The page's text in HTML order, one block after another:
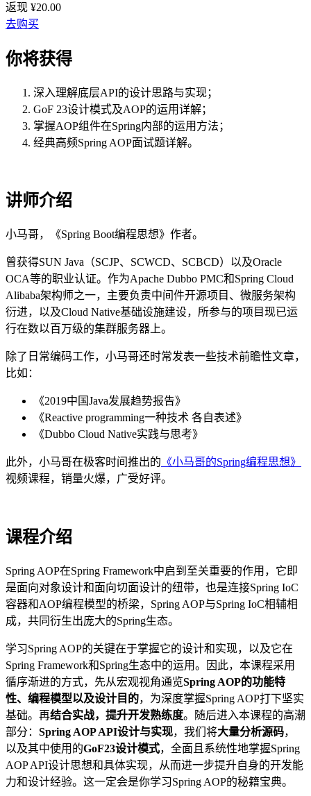
返现 ¥20.00
去购买
你将获得
深入理解底层API的设计思路与实现；
GoF 23设计模式及AOP的运用详解；
掌握AOP组件在Spring内部的运用方法；
经典高频Spring AOP面试题详解。
讲师介绍
小马哥，《Spring Boot编程思想》作者。
曾获得SUN Java（SCJP、SCWCD、SCBCD）以及Oracle
OCA等的职业认证。作为Apache Dubbo PMC和Spring Cloud
Alibaba架构师之一，主要负责中间件开源项目、微服务架构
衍进，以及Cloud Native基础设施建设，所参与的项目现已运
行在数以百万级的集群服务器上。
除了日常编码工作，小马哥还时常发表一些技术前瞻性文章，
比如：
《2019中国Java发展趋势报告》
《Reactive programming一种技术 各自表述》
《Dubbo Cloud Native实践与思考》
此外，小马哥在极客时间推出的 《小马哥的Spring编程思想》
视频课程，销量火爆，广受好评。
课程介绍
Spring AOP在Spring Framework中启到至关重要的作用，它即
是面向对象设计和面向切面设计的纽带，也是连接Spring IoC
容器和AOP编程模型的桥梁，Spring AOP与Spring IoC相辅相
成，共同衍生出庞大的Spring生态。
学习Spring AOP的关键在于掌握它的设计和实现，以及它在
Spring Framework和Spring生态中的运用。因此，本课程采用
循序渐进的方式，先从宏观视角通览Spring AOP的功能特
性、编程模型以及设计目的，为深度掌握Spring AOP打下坚实
基础。再结合实战，提升开发熟练度。随后进入本课程的高潮
部分： Spring AOP API设计与实现，我们将大量分析源码，
以及其中使用的GoF23设计模式，全面且系统性地掌握Spring
AOP API设计思想和具体实现，从而进一步提升自身的开发能
力和设计经验。这一定会是你学习Spring AOP的秘籍宝典。